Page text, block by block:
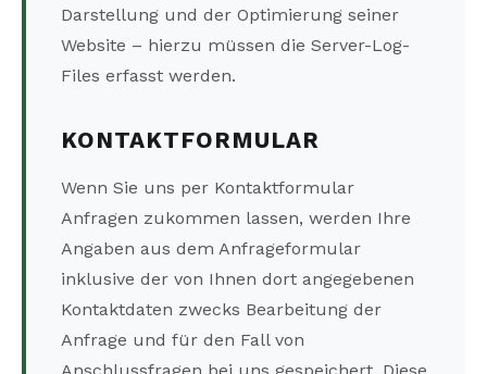
Darstellung und der Optimierung seiner
Website – hierzu müssen die Server-Log-
Files erfasst werden.
KONTAKTFORMULAR
Wenn Sie uns per Kontaktformular
Anfragen zukommen lassen, werden Ihre
Angaben aus dem Anfrageformular
inklusive der von Ihnen dort angegebenen
Kontaktdaten zwecks Bearbeitung der
Anfrage und für den Fall von